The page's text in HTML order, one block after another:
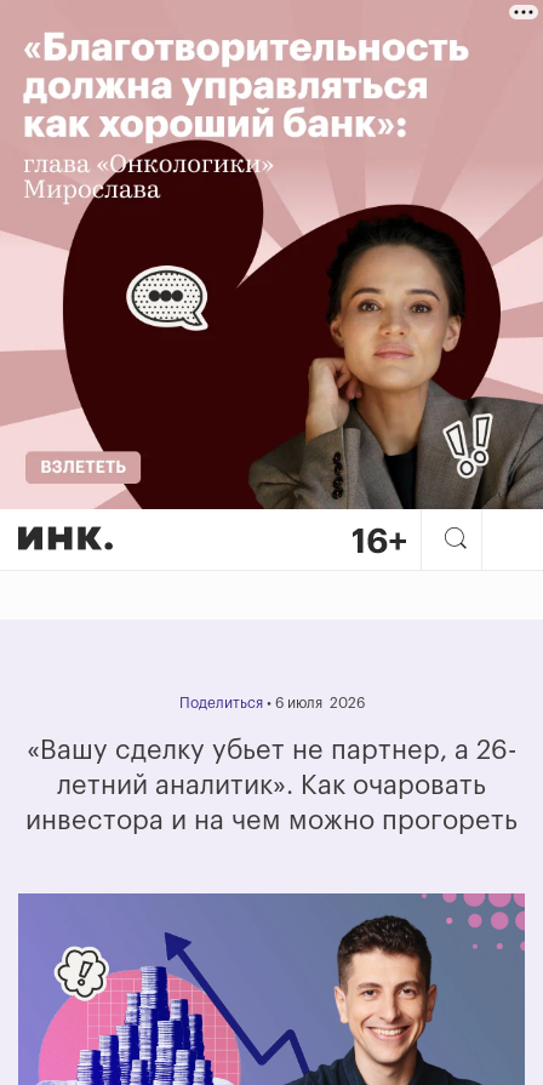
«Вашу сделку убьет не
Поделиться• 6 июля 2026
«Вашу сделку убьет не партнер, а 26-
летний аналитик». Как очаровать
инвестора и на чем можно прогореть